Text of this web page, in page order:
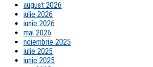
august 2026
iulie 2026
iunie 2026
mai 2026
noiembrie 2025
iulie 2025
iunie 2025